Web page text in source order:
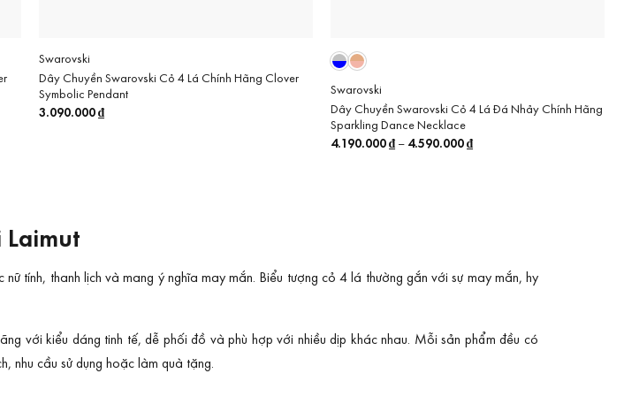
Swarovski
Dây Chuyền Swarovski Cỏ 4 Lá Chính Hãng Clover
Symbolic Pendant
3.090.000₫
Swarovski
Dây Chuyền Swarovski Cỏ 4 Lá Đá Nhảy Chính Hãng
Sparkling Dance Necklace
4.190.000₫ – 4.590.000₫Price
range:
tính, thanh lịch và mang ý nghĩa may mắn. Biểu tượng cỏ 4 lá thường gắn với sự may mắn, hy
với kiểu dáng tinh tế, dễ phối đồ và phù hợp với nhiều dịp khác nhau. Mỗi sản phẩm đều có
nhu cầu sử dụng hoặc làm quà tặng.